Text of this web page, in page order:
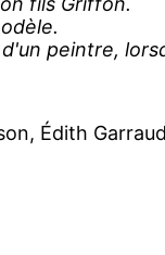
peintre,
Édith